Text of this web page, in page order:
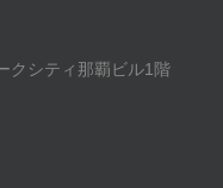
クシティ那覇ビル1階